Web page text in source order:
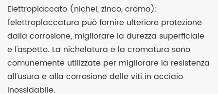
Elettroplaccato (nichel, zinco, cromo):
l'elettroplaccatura può fornire ulteriore protezione
dalla corrosione, migliorare la durezza superficiale
e l'aspetto. La nichelatura e la cromatura sono
comunemente utilizzate per migliorare la resistenza
all'usura e alla corrosione delle viti in acciaio
inossidabile.